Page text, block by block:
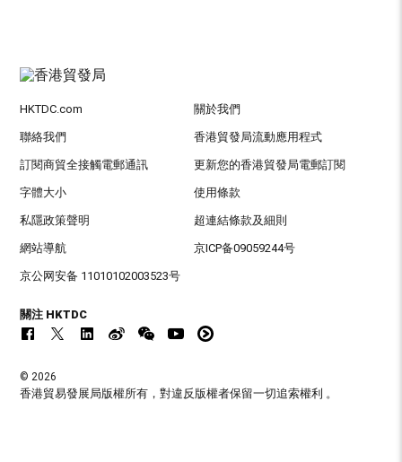
HKTDC.com 關於我們
聯絡我們 香港貿發局流動應用程式
訂閱商貿全接觸電郵通訊 更新您的香港貿發局電郵訂閱
字體大小 使用條款
私隱政策聲明 超連結條款及細則
網站導航 京ICP备09059244号
京公网安备 11010102003523号
關注 HKTDC
© 2026
香港貿易發展局版權所有，對違反版權者保留一切追索權利 。